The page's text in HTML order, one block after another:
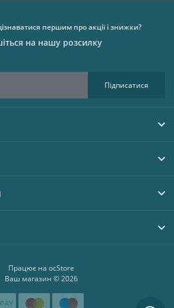
першим про акції і знижки?
на нашу розсилку
Підписатися
Працює на ocStore
Ваш магазин © 2026